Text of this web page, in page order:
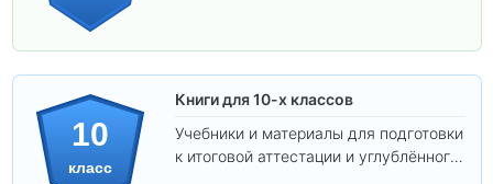
10
класс
Книги для 10-х классов
Учебники и материалы для подготовки
к итоговой аттестации и углублённого